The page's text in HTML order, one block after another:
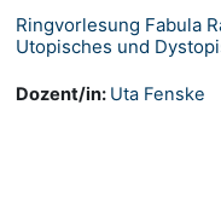
Ringvorlesung Fabula
Utopisches und
Dozent/in: Uta Fenske